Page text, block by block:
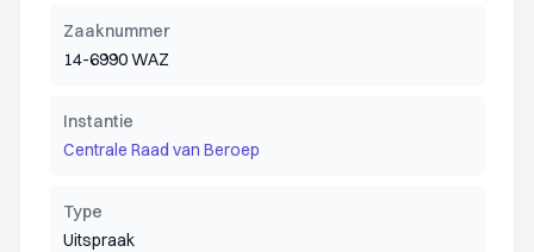
Zaaknummer
14-6990 WAZ
Instantie
Centrale Raad van Beroep
Type
Uitspraak